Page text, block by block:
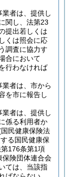
者は、提供し
関し、法第23
提出若しくは
くは照会に応
調査に協力す
合において
行わなければ
者は、市から
を市に報告し
者は、提供し
係る利用者か
民健康保険法
る国民健康保
176条第1項
保険団体連合会
ては、当該指